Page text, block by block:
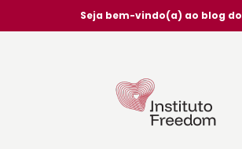
Seja bem-vindo(a) ao blog